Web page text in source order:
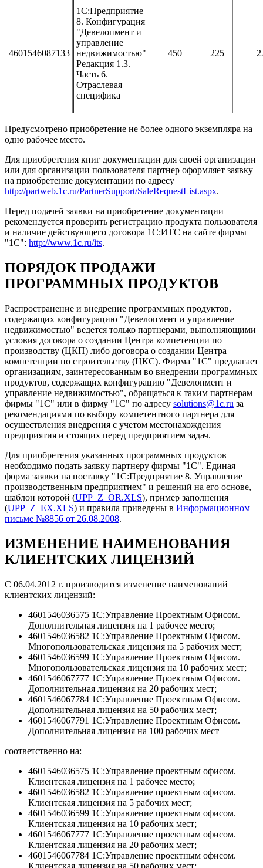
4601546087133
1С:Предприятие
8. Конфигурация
"Девелопмент и
управление
недвижимостью"
Редакция 1.3.
Часть 6.
Отраслевая
специфика
450 225
Предусмотрено приобретение не более одного экземпляра на
одно рабочее место.
Для приобретения книг документации для своей организации
или для организации пользователя партнер оформляет заявку
на приобретение документации по адресу
http://partweb.1c.ru/PartnerSupport/SaleRequestList.aspx.
Перед подачей заявки на приобретение документации
рекомендуется проверить регистрацию продукта пользователя
и наличие действующего договора 1С:ИТС на сайте фирмы
"1С": http://www.1c.ru/its.
ПОРЯДОК ПРОДАЖИ
ПРОГРАММНЫХ ПРОДУКТОВ
Распространение и внедрение программных продуктов,
содержащих конфигурацию "Девелопмент и управление
недвижимостью" ведется только партнерами, выполняющими
условия договора о создании Центра компетенции по
производству (ЦКП) либо договора о создании Центра
компетенции по строительству (ЦКС). Фирма "1С" предлагает
организациям, заинтересованным во внедрении программных
продуктов, содержащих конфигурацию "Девелопмент и
управление недвижимостью", обращаться к таким партнерам
фирмы "1С" или в фирму "1С" по адресу solutions@1c.ru за
рекомендациями по выбору компетентного партнера для
осуществления внедрения с учетом местонахождения
предприятия и стоящих перед предприятием задач.
Для приобретения указанных программных продуктов
необходимо подать заявку партнеру фирмы "1С". Единая
форма заявки на поставку "1С:Предприятие 8. Управление
производственным предприятием" и решений на его основе,
шаблон которой (UPP_Z_OR.XLS), пример заполнения
(UPP_Z_EX.XLS) и правила приведены в Информационном
письме №8856 от 26.08.2008.
ИЗМЕНЕНИЕ НАИМЕНОВАНИЯ
КЛИЕНТСКИХ ЛИЦЕНЗИЙ
С 06.04.2012 г. производится изменение наименований
клиентских лицензий:
4601546036575 1С:Управление Проектным Офисом.
Дополнительная лицензия на 1 рабочее место;
4601546036582 1С:Управление Проектным Офисом.
Многопользовательская лицензия на 5 рабочих мест;
4601546036599 1С:Управление Проектным Офисом.
Многопользовательская лицензия на 10 рабочих мест;
4601546067777 1С:Управление Проектным Офисом.
Дополнительная лицензия на 20 рабочих мест;
4601546067784 1С:Управление Проектным Офисом.
Дополнительная лицензия на 50 рабочих мест;
4601546067791 1С:Управление Проектным Офисом.
Дополнительная лицензия на 100 рабочих мест
соответственно на:
4601546036575 1С:Управление проектным офисом.
Клиентская лицензия на 1 рабочее место;
4601546036582 1С:Управление проектным офисом.
Клиентская лицензия на 5 рабочих мест;
4601546036599 1С:Управление проектным офисом.
Клиентская лицензия на 10 рабочих мест;
4601546067777 1С:Управление проектным офисом.
Клиентская лицензия на 20 рабочих мест;
4601546067784 1С:Управление проектным офисом.
Клиентская лицензия на 50 рабочих мест;